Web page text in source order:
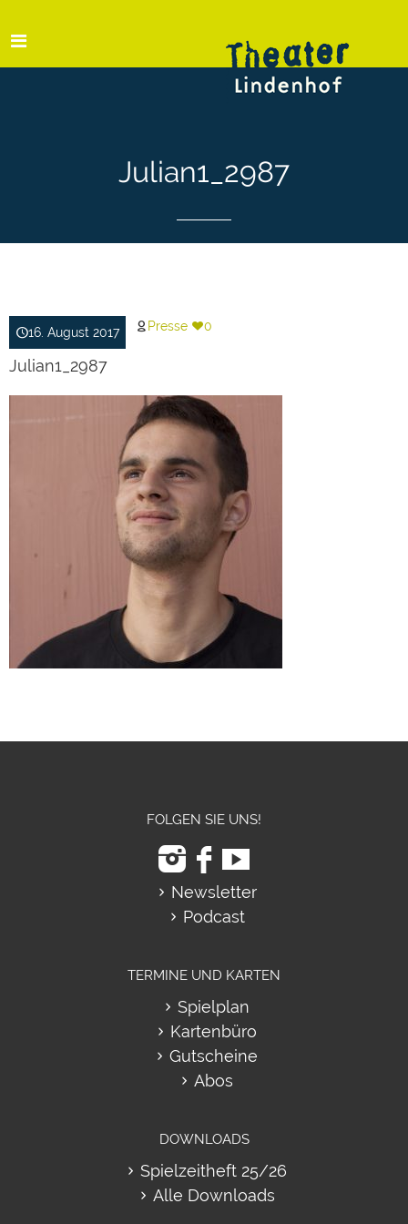
Julian1_2987
16. August 2017 Presse 0
Julian1_2987
FOLGEN SIE UNS!
Newsletter
Podcast
TERMINE UND KARTEN
Spielplan
Kartenbüro
Gutscheine
Abos
DOWNLOADS
Spielzeitheft 25/26
Alle Downloads